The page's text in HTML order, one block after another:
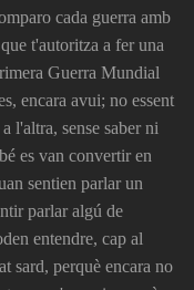
cada guerra amb
t'autoritza a fer una
Guerra Mundial
encara avui; no essent
l'altra, sense saber ni
es van convertir en
sentien parlar un
parlar algú de
entendre, cap al
sard, perquè encara no